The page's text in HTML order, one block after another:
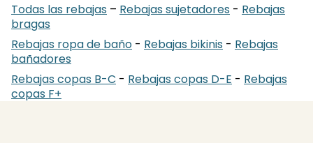
Todas las rebajas – Rebajas sujetadores - Rebajas
bragas
Rebajas ropa de baño - Rebajas bikinis - Rebajas
bañadores
Rebajas copas B-C - Rebajas copas D-E - Rebajas
copas F+